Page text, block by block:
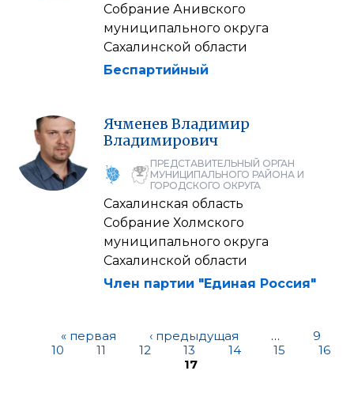
Собрание Анивского
муниципального округа
Сахалинской области
Беспартийный
Ячменев Владимир
Владимирович
ПРЕДСТАВИТЕЛЬНЫЙ ОРГАН
МУНИЦИПАЛЬНОГО РАЙОНА И
ГОРОДСКОГО ОКРУГА
Сахалинская область
Собрание Холмского
муниципального округа
Сахалинской области
Член партии "Единая Россия"
« первая ‹ предыдущая …
9
10
11 12 13 14 15
16
17